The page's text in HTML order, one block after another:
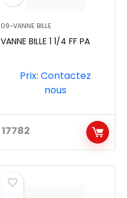
09-VANNE BILLE
VANNE BILLE 1 1/4 FF PA
17782
Prix: Contactez
nous